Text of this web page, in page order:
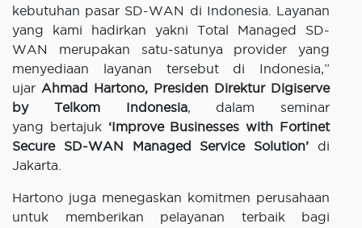
kebutuhan pasar SD-WAN di Indonesia. Layanan
yang kami hadirkan yakni Total Managed SD-
WAN merupakan satu-satunya provider yang
menyediaan layanan tersebut di Indonesia,”
ujar Ahmad Hartono, Presiden Direktur Digiserve
by Telkom Indonesia, dalam seminar
yang bertajuk ‘Improve Businesses with Fortinet
Secure SD-WAN Managed Service Solution’ di
Jakarta.
Hartono juga menegaskan komitmen perusahaan
untuk memberikan pelayanan terbaik bagi